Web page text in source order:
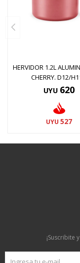
HERVIDOR 1.2L
CHERRY. D12/
UYU 620
UYU 527
¡Suscribite